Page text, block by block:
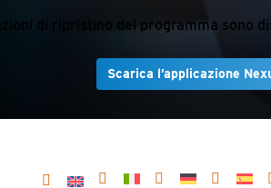
di ripristino del programma sono
Scarica l’applicazione